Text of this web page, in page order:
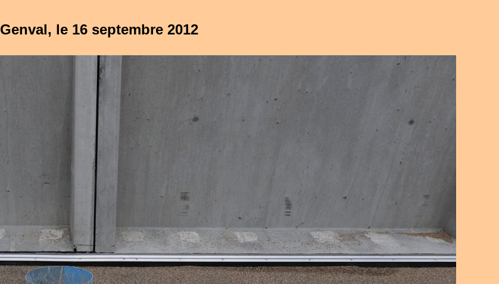
Genval, le 16 septembre 2012